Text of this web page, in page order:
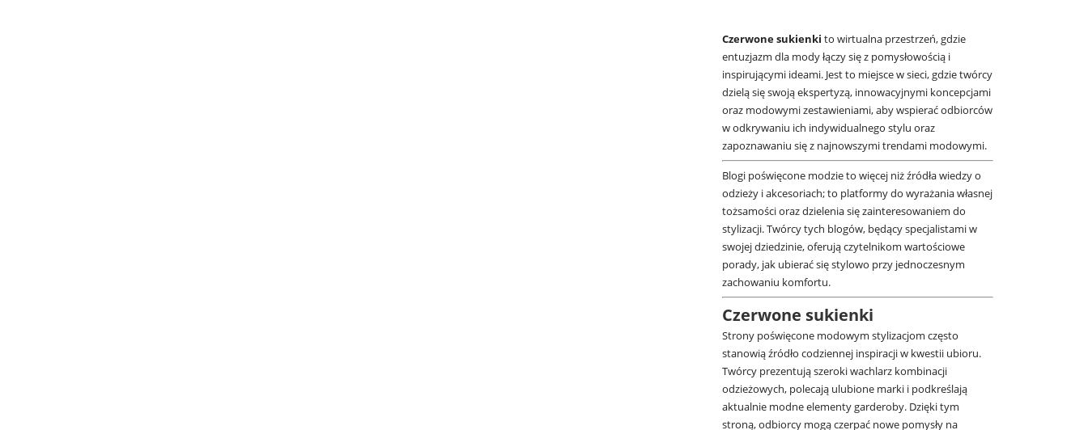
Czerwone sukienki to wirtualna przestrzeń, gdzie
entuzjazm dla mody łączy się z pomysłowością i
inspirującymi ideami. Jest to miejsce w sieci, gdzie twórcy
dzielą się swoją ekspertyzą, innowacyjnymi koncepcjami
oraz modowymi zestawieniami, aby wspierać odbiorców
w odkrywaniu ich indywidualnego stylu oraz
zapoznawaniu się z najnowszymi trendami modowymi.
Blogi poświęcone modzie to więcej niż źródła wiedzy o
odzieży i akcesoriach; to platformy do wyrażania własnej
tożsamości oraz dzielenia się zainteresowaniem do
stylizacji. Twórcy tych blogów, będący specjalistami w
swojej dziedzinie, oferują czytelnikom wartościowe
porady, jak ubierać się stylowo przy jednoczesnym
zachowaniu komfortu.
Czerwone sukienki
Strony poświęcone modowym stylizacjom często
stanowią źródło codziennej inspiracji w kwestii ubioru.
Twórcy prezentują szeroki wachlarz kombinacji
odzieżowych, polecają ulubione marki i podkreślają
aktualnie modne elementy garderoby. Dzięki tym
stroną, odbiorcy mogą czerpać nowe pomysły na